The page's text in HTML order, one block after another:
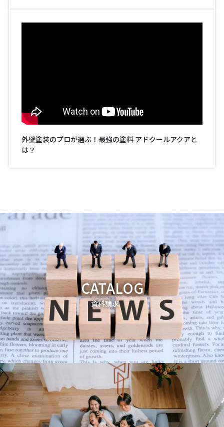
外壁塗装のプロが選ぶ！最強の塗料 アドクールアクアと
は？
CATALOG
資料請求